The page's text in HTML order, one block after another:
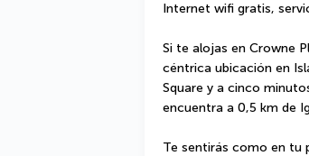
Internet wifi gratis,
Si te alojas en Crowne
céntrica ubicación en
Square y a cinco
encuentra a 0,5 km de
Te sentirás como en tu